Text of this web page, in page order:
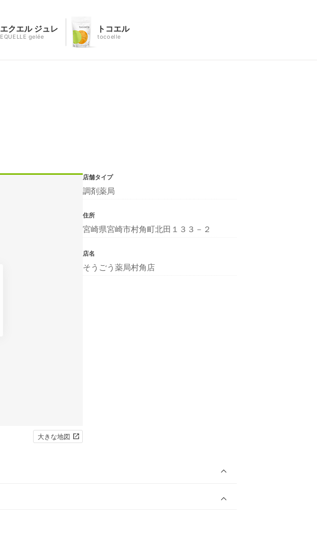
エクエル ジュレ
EQUELLE gelée
トコエル
tocoelle
大きな地図
店舗タイプ
調剤薬局
住所
宮崎県宮崎市村角町北田１３３－２
店名
そうごう薬局村角店